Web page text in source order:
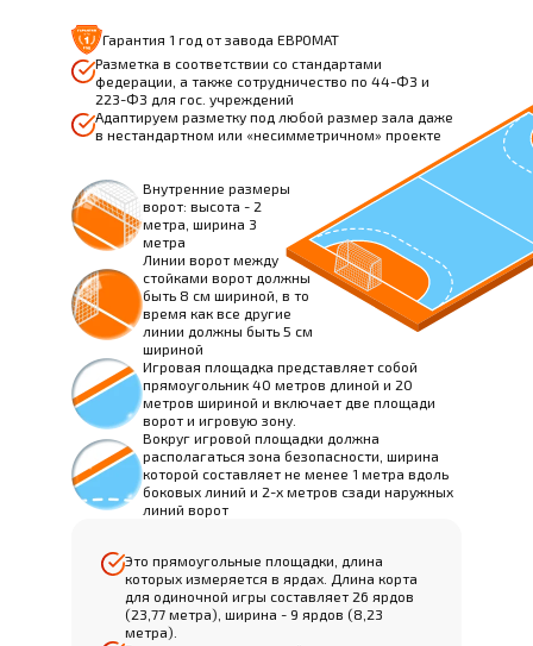
Разметка в соответствии со стандартами
федерации, а также сотрудничество по 44-ФЗ и
223-ФЗ для гос. учреждений
Гарантия 1 год от завода ЕВРОМАТ
Адаптируем разметку под любой размер зала даже
в нестандартном или «несимметричном» проекте
Внутренние размеры
ворот: высота - 2
метра, ширина 3
метра
Линии ворот между
стойками ворот должны
быть 8 см шириной, в то
время как все другие
линии должны быть 5 см
шириной
Игровая площадка представляет собой
прямоугольник 40 метров длиной и 20
метров шириной и включает две площади
ворот и игровую зону.
Вокруг игровой площадки должна
располагаться зона безопасности, ширина
которой составляет не менее 1 метра вдоль
боковых линий и 2-х метров сзади наружных
линий ворот
Это прямоугольные площадки, длина
которых измеряется в ярдах. Длина корта
для одиночной игры составляет 26 ярдов
(23,77 метра), ширина - 9 ярдов (8,23
метра).